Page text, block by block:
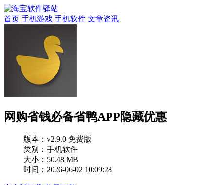
首页 手机游戏 手机软件 文章资讯
网购省钱必备省鸭APP隐藏优惠
版本： v2.9.0 免费版
类别：手机软件
大小：50.48 MB
时间：2026-06-02 10:09:28